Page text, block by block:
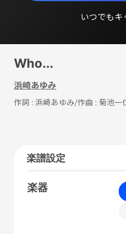
いつでもキ
Who...
浜崎あゆみ
作詞 : 浜崎あゆみ/作曲 : 菊池一
楽譜設定
楽器